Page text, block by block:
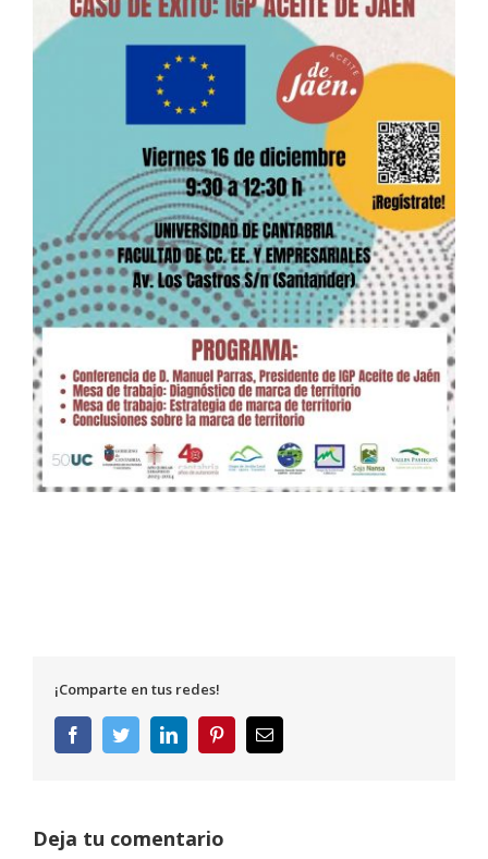
¡Comparte en tus redes!
FacebookTwitterLinkedInPinterestCorreo
electrónico
Deja tu comentario